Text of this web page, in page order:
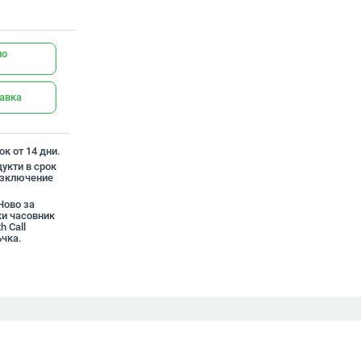
от 14 дни.
в срок
за
часовник
Call